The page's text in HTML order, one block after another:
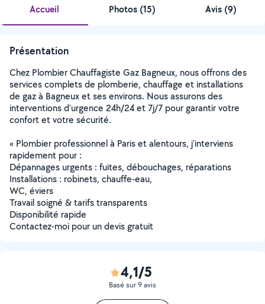
Accueil Photos (15) Avis (9)
Présentation
Chez Plombier Chauffagiste Gaz Bagneux, nous offrons des
services complets de plomberie, chauffage et installations
de gaz à Bagneux et ses environs. Nous assurons des
interventions d'urgence 24h/24 et 7j/7 pour garantir votre
confort et votre sécurité.
« Plombier professionnel à Paris et alentours, j'interviens
rapidement pour :
Dépannages urgents : fuites, débouchages, réparations
Installations : robinets, chauffe-eau,
WC, éviers
Travail soigné & tarifs transparents
Disponibilité rapide
Contactez-moi pour un devis gratuit
4,1/5
Basé sur 9 avis